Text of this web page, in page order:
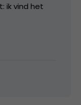
ik vind het